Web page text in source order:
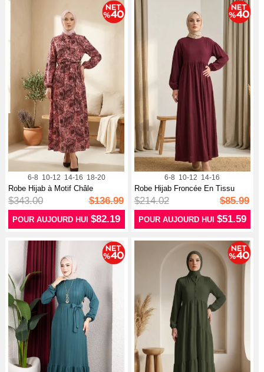
6-8 10-12 14-16 18-20
Robe Hijab à Motif Châle
Boutonnée ...
$343.00 $136.99
POUR AUJOURD HUI$82.19
6-8 10-12 14-16
Robe Hijab Froncée En Tissu
Froncé ...
$214.02 $85.99
POUR AUJOURD HUI $51.59